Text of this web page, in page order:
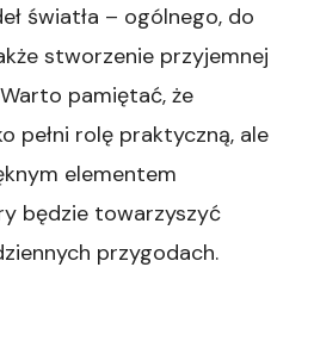
światła – ogólnego, do
stworzenie przyjemnej
pamiętać, że
pełni rolę praktyczną, ale
elementem
będzie towarzyszyć
przygodach.